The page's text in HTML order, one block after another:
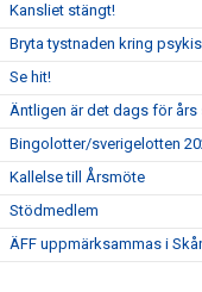
Kansliet stängt!
Bryta tystnaden kring
Se hit!
Äntligen är det dags för års
Bingolotter/sverigelotten
Kallelse till Årsmöte
Stödmedlem
ÄFF uppmärksammas i